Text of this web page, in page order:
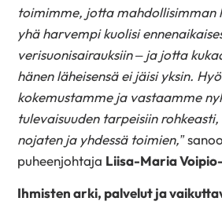
toimimme, jotta mahdollisimman
yhä harvempi kuolisi
verisuonisairauksiin – ja jotta
hänen läheisensä ei jäisi yksin.
kokemustamme ja vastaamme
tulevaisuuden tarpeisiin
nojaten ja yhdessä toimien,”
puheenjohtaja Liisa-Maria
Ihmisten arki, palvelut ja